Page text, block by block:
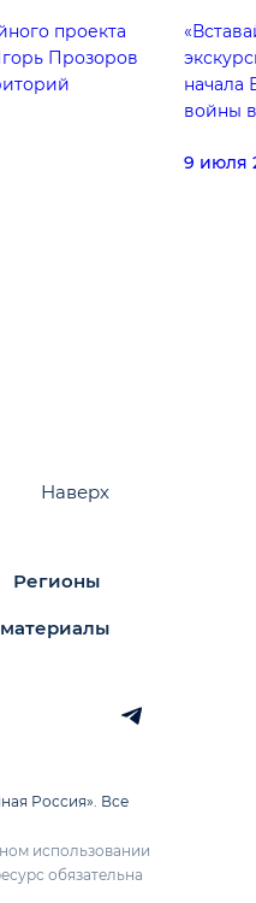
проекта
Прозоров
начала
войны
9 июля
Регионы
Наверх
Россия». Все
использовании
обязательна